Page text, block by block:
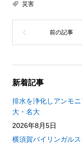
災害
新着記事
排水を浄化しアンモ
大・名大
2026年8月5日
横須賀バイリンガル